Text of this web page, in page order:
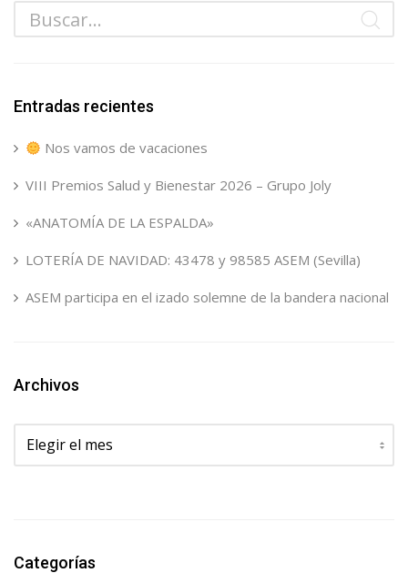
Entradas recientes
Nos vamos de vacaciones
VIII Premios Salud y Bienestar 2026 – Grupo Joly
«ANATOMÍA DE LA ESPALDA»
LOTERÍA DE NAVIDAD: 43478 y 98585 ASEM (Sevilla)
ASEM participa en el izado solemne de la bandera nacional
Archivos
Archivos
Categorías